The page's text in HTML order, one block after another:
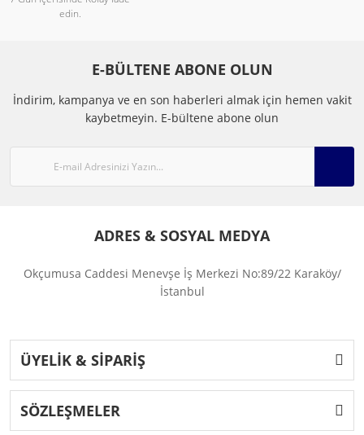
edin.
E-BÜLTENE ABONE OLUN
İndirim, kampanya ve en son haberleri almak için hemen vakit
kaybetmeyin. E-bültene abone olun
ADRES & SOSYAL MEDYA
Okçumusa Caddesi Menevşe İş Merkezi No:89/22 Karaköy/
İstanbul
ÜYELİK & SİPARİŞ
SÖZLEŞMELER